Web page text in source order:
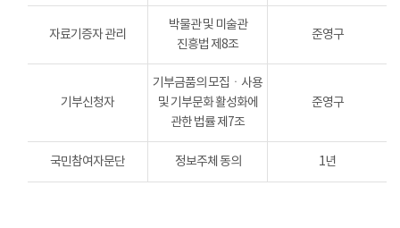
자료기증자 관리
박물관 및 미술관
진흥법 제8조
준영구
기부신청자
기부금품의 모집ㆍ사용
및 기부문화 활성화에
관한 법률 제7조
준영구
국민참여자문단 정보주체 동의 1년